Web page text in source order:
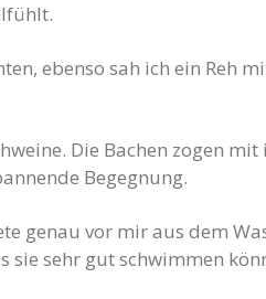
ebenso sah ich ein Reh
Die Bachen zogen
Begegnung.
genau vor mir aus dem
sehr gut schwimmen